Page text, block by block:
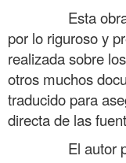
Esta
por lo riguroso y
realizada sobre
otros muchos
traducido para
directa de las
El autor